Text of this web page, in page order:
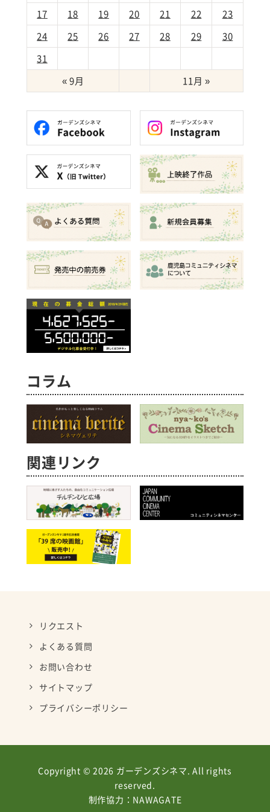
17
18 19 20 21 22
23
24
25 26 27 28 29
30
31
« 9月
11月 »
コラム
関連リンク
リクエスト
よくある質問
お問い合わせ
サイトマップ
プライバシーポリシー
Copyright © 2026 ガーデンズシネマ. All rights
reserved.
制作協力： NAWAGATE